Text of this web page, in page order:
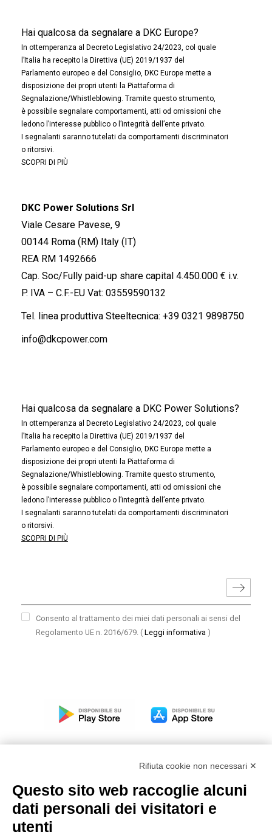
Hai qualcosa da segnalare a DKC Europe?
In ottemperanza al Decreto Legislativo 24/2023, col quale
l’Italia ha recepito la Direttiva (UE) 2019/1937 del
Parlamento europeo e del Consiglio, DKC Europe mette a
disposizione dei propri utenti la Piattaforma di
Segnalazione/Whistleblowing. Tramite questo strumento,
è possibile segnalare comportamenti, atti od omissioni che
ledono l’interesse pubblico o l’integrità dell’ente privato.
I segnalanti saranno tutelati da comportamenti discriminatori
o ritorsivi.
SCOPRI DI PIÙ
DKC Power Solutions Srl
Viale Cesare Pavese, 9
00144 Roma (RM) Italy (IT)
REA RM 1492666
Cap. Soc/Fully paid-up share capital 4.450.000 € i.v.
P. IVA – C.F.-EU Vat: 03559590132
Tel. linea produttiva Steeltecnica: +39 0321 9898750
info@dkcpower.com
Hai qualcosa da segnalare a DKC Power Solutions?
In ottemperanza al Decreto Legislativo 24/2023, col quale
l’Italia ha recepito la Direttiva (UE) 2019/1937 del
Parlamento europeo e del Consiglio, DKC Europe mette a
disposizione dei propri utenti la Piattaforma di
Segnalazione/Whistleblowing. Tramite questo strumento,
è possibile segnalare comportamenti, atti od omissioni che
ledono l’interesse pubblico o l’integrità dell’ente privato.
I segnalanti saranno tutelati da comportamenti discriminatori
o ritorsivi.
SCOPRI DI PIÙ
Consento al trattamento dei miei dati personali ai sensi del
Regolamento UE n. 2016/679. ( Leggi informativa )
Modello organizzativo, gestione e controllo – D. lgs.
231/2001
Rifiuta cookie non necessari ✕
Questo sito web raccoglie alcuni
dati personali dei visitatori e
utenti